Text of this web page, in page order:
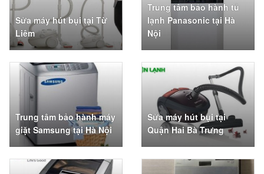
Sửa máy hút bụi tại Từ
Liêm
Trung tâm bảo hành tủ
lạnh Panasonic tại Hà
Nội
Trung tâm bảo hành máy
giặt Samsung tại Hà Nội
Sửa máy hút bụi tại
Quận Hai Bà Trưng